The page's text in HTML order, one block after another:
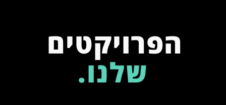
הפרויקטים
שלנו.